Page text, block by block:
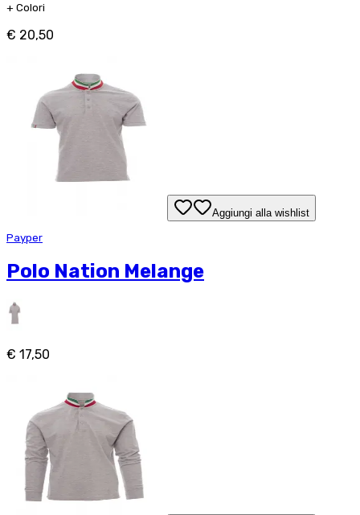
+ Colori
€ 20,50
Aggiungi alla wishlist
Payper
Polo Nation Melange
€ 17,50